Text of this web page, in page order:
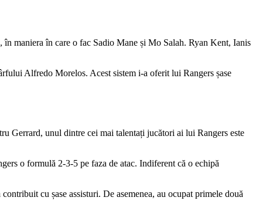
maniera în care o fac Sadio Mane și Mo Salah. Ryan Kent, Ianis
Alfredo Morelos. Acest sistem i-a oferit lui Rangers șase
Gerrard, unul dintre cei mai talentați jucători ai lui Rangers este
o formulă 2-3-5 pe faza de atac. Indiferent că o echipă
cu șase assisturi. De asemenea, au ocupat primele două